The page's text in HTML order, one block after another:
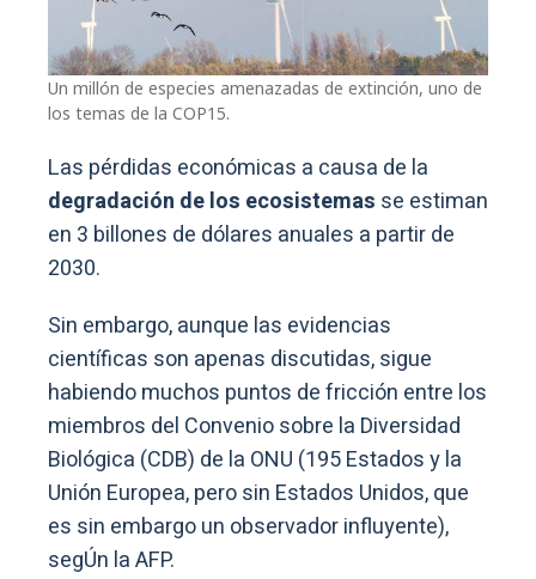
Un millón de especies amenazadas de extinción, uno de
los temas de la COP15.
Las pérdidas económicas a causa de la
degradación de los ecosistemas se estiman
en 3 billones de dólares anuales a partir de
2030.
Sin embargo, aunque las evidencias
científicas son apenas discutidas, sigue
habiendo muchos puntos de fricción entre los
miembros del Convenio sobre la Diversidad
Biológica (CDB) de la ONU (195 Estados y la
Unión Europea, pero sin Estados Unidos, que
es sin embargo un observador influyente),
segÚn la AFP.